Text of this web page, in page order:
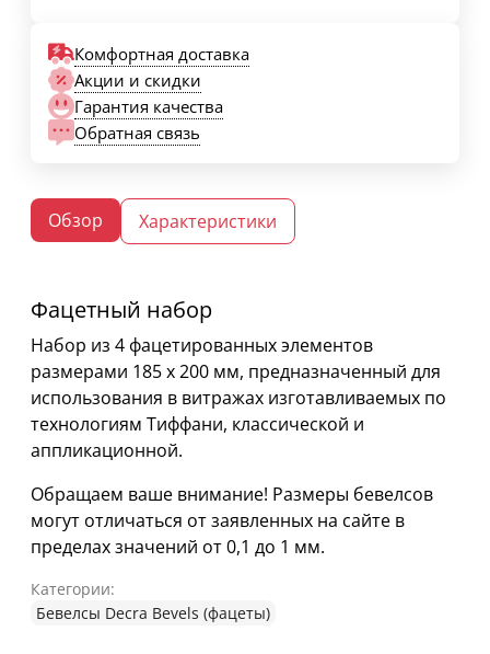
Комфортная доставка
Акции и скидки
Гарантия качества
Обратная связь
Обзор Характеристики
Фацетный набор
Набор из 4 фацетированных элементов
размерами 185 х 200 мм, предназначенный для
использования в витражах изготавливаемых по
технологиям Тиффани, классической и
аппликационной.
Обращаем ваше внимание! Размеры бевелсов
могут отличаться от заявленных на сайте в
пределах значений от 0,1 до 1 мм.
Категории:
Бевелсы Decra Bevels (фацеты)